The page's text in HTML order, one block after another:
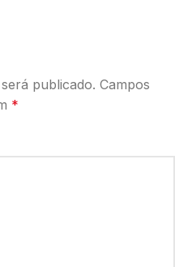
publicado. Campos
*